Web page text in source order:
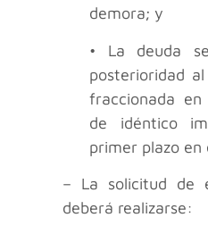
demora; y
• La deuda
posterioridad
fraccionada
de idéntico
primer plazo en
– La solicitud de
deberá realizarse: